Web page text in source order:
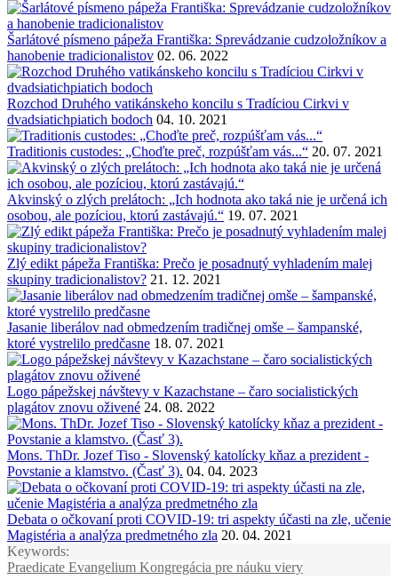
Šarlátové písmeno pápeža Františka: Sprevádzanie cudzoložníkov a
hanobenie tradicionalistov 02. 06. 2022
Rozchod Druhého vatikánskeho koncilu s Tradíciou Cirkvi v
dvadsiatichpiatich bodoch 04. 10. 2021
Traditionis custodes: „Choďte preč, rozpúšťam vás...“ 20. 07. 2021
Akvinský o zlých prelátoch: „Ich hodnota ako taká nie je určená ich
osobou, ale pozíciou, ktorú zastávajú.“ 19. 07. 2021
Zlý edikt pápeža Františka: Prečo je posadnutý vyhladením malej
skupiny tradicionalistov? 21. 12. 2021
Jasanie liberálov nad obmedzením tradičnej omše – šampanské,
ktoré vystrelilo predčasne 18. 07. 2021
Logo pápežskej návštevy v Kazachstane – čaro socialistických
plagátov znovu oživené 24. 08. 2022
Mons. ThDr. Jozef Tiso - Slovenský katolícky kňaz a prezident -
Povstanie a klamstvo. (Časť 3). 04. 04. 2023
Debata o očkovaní proti COVID-19: tri aspekty účasti na zle, učenie
Magistéria a analýza predmetného zla 20. 04. 2021
Keywords:
Praedicate Evangelium Kongregácia pre náuku viery